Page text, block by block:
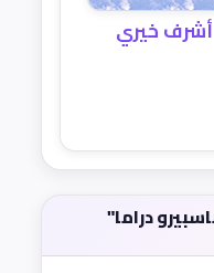
أشرف خيري
دراما"